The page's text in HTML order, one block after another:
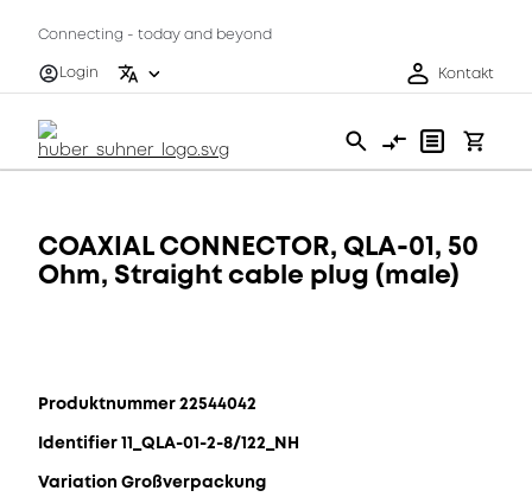
Connecting - today and beyond
Login
Kontakt
COAXIAL CONNECTOR, QLA-01, 50
Ohm, Straight cable plug (male)
Produktnummer 22544042
Identifier 11_QLA-01-2-8/122_NH
Variation Großverpackung